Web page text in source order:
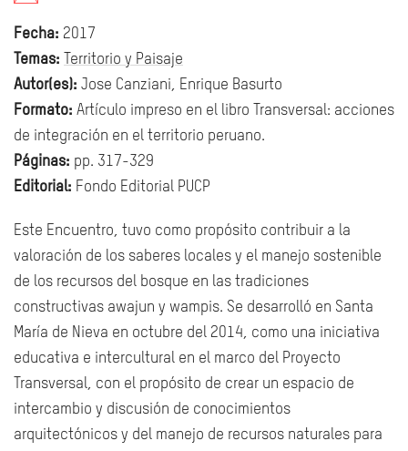
Fecha: 2017
Temas:
Territorio y Paisaje
Autor(es): Jose Canziani, Enrique Basurto
Formato: Artículo impreso en el libro Transversal: acciones
de integración en el territorio peruano.
Páginas: pp. 317-329
Editorial: Fondo Editorial PUCP
Este Encuentro, tuvo como propósito contribuir a la
valoración de los saberes locales y el manejo sostenible
de los recursos del bosque en las tradiciones
constructivas awajun y wampis. Se desarrolló en Santa
María de Nieva en octubre del 2014, como una iniciativa
educativa e intercultural en el marco del Proyecto
Transversal, con el propósito de crear un espacio de
intercambio y discusión de conocimientos
arquitectónicos y del manejo de recursos naturales para